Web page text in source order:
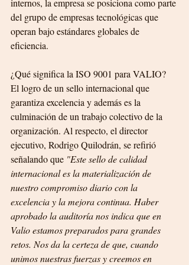
internos, la empresa se posiciona como parte
del grupo de empresas tecnológicas que
operan bajo estándares globales de
eficiencia.
¿Qué significa la ISO 9001 para VALIO?
El logro de un sello internacional que
garantiza excelencia y además es la
culminación de un trabajo colectivo de la
organización. Al respecto, el director
ejecutivo, Rodrigo Quilodrán, se refirió
señalando que "Este sello de calidad
internacional es la materialización de
nuestro compromiso diario con la
excelencia y la mejora continua. Haber
aprobado la auditoría nos indica que en
Valio estamos preparados para grandes
retos. Nos da la certeza de que, cuando
unimos nuestras fuerzas y creemos en